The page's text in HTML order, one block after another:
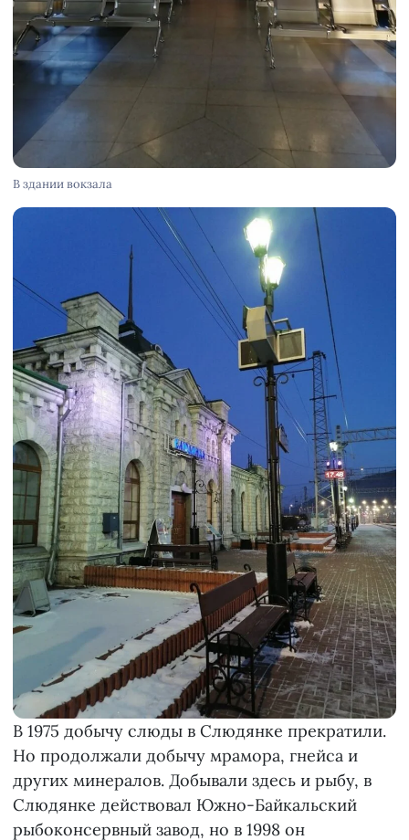
В здании вокзала
В 1975 добычу слюды в Слюдянке прекратили.
Но продолжали добычу мрамора, гнейса и
других минералов. Добывали здесь и рыбу, в
Слюдянке действовал Южно-Байкальский
рыбоконсервный завод, но в 1998 он